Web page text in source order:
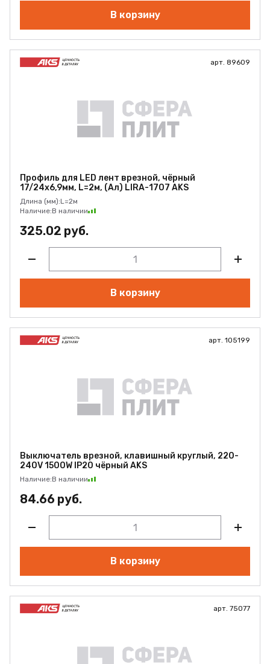
В корзину
арт. 89609
Профиль для LED лент врезной, чёрный
17/24х6,9мм, L=2м, (Ал) LIRA-1707 AKS
Длина (мм):L=2м
Наличие:В наличии
325.02 руб.
В корзину
арт. 105199
Выключатель врезной, клавишный круглый, 220-
240V 1500W IP20 чёрный AKS
Наличие:В наличии
84.66 руб.
В корзину
арт. 75077